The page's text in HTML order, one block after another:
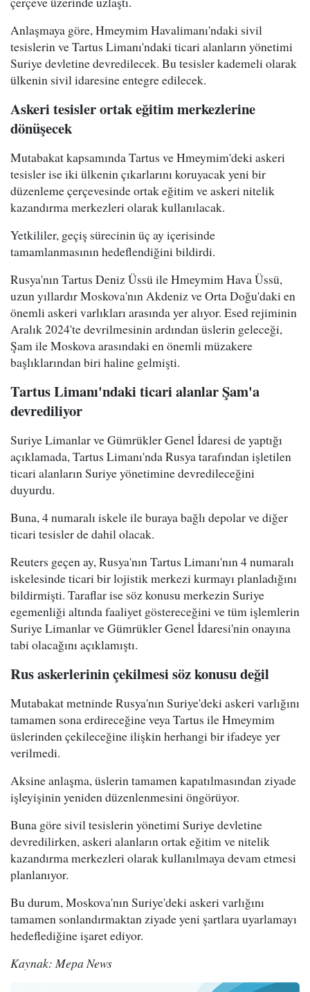
Anlaşmaya göre, Hmeymim Havalimanı'ndaki sivil
tesislerin ve Tartus Limanı'ndaki ticari alanların yönetimi
Suriye devletine devredilecek. Bu tesisler kademeli olarak
ülkenin sivil idaresine entegre edilecek.
Askeri tesisler ortak eğitim merkezlerine
dönüşecek
Mutabakat kapsamında Tartus ve Hmeymim'deki askeri
tesisler ise iki ülkenin çıkarlarını koruyacak yeni bir
düzenleme çerçevesinde ortak eğitim ve askeri nitelik
kazandırma merkezleri olarak kullanılacak.
Yetkililer, geçiş sürecinin üç ay içerisinde
tamamlanmasının hedeflendiğini bildirdi.
Rusya'nın Tartus Deniz Üssü ile Hmeymim Hava Üssü,
uzun yıllardır Moskova'nın Akdeniz ve Orta Doğu'daki en
önemli askeri varlıkları arasında yer alıyor. Esed rejiminin
Aralık 2024'te devrilmesinin ardından üslerin geleceği,
Şam ile Moskova arasındaki en önemli müzakere
başlıklarından biri haline gelmişti.
Tartus Limanı'ndaki ticari alanlar Şam'a
devrediliyor
Suriye Limanlar ve Gümrükler Genel İdaresi de yaptığı
açıklamada, Tartus Limanı'nda Rusya tarafından işletilen
ticari alanların Suriye yönetimine devredileceğini
duyurdu.
Buna, 4 numaralı iskele ile buraya bağlı depolar ve diğer
ticari tesisler de dahil olacak.
Reuters geçen ay, Rusya'nın Tartus Limanı'nın 4 numaralı
iskelesinde ticari bir lojistik merkezi kurmayı planladığını
bildirmişti. Taraflar ise söz konusu merkezin Suriye
egemenliği altında faaliyet göstereceğini ve tüm işlemlerin
Suriye Limanlar ve Gümrükler Genel İdaresi'nin onayına
tabi olacağını açıklamıştı.
Rus askerlerinin çekilmesi söz konusu değil
Mutabakat metninde Rusya'nın Suriye'deki askeri varlığını
tamamen sona erdireceğine veya Tartus ile Hmeymim
üslerinden çekileceğine ilişkin herhangi bir ifadeye yer
verilmedi.
Aksine anlaşma, üslerin tamamen kapatılmasından ziyade
işleyişinin yeniden düzenlenmesini öngörüyor.
Buna göre sivil tesislerin yönetimi Suriye devletine
devredilirken, askeri alanların ortak eğitim ve nitelik
kazandırma merkezleri olarak kullanılmaya devam etmesi
planlanıyor.
Bu durum, Moskova'nın Suriye'deki askeri varlığını
tamamen sonlandırmaktan ziyade yeni şartlara uyarlamayı
hedeflediğine işaret ediyor.
Kaynak: Mepa News